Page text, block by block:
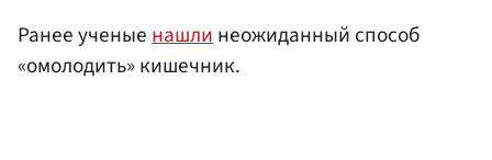
Ранее ученыенашлинеожиданный способ
«омолодить» кишечник.